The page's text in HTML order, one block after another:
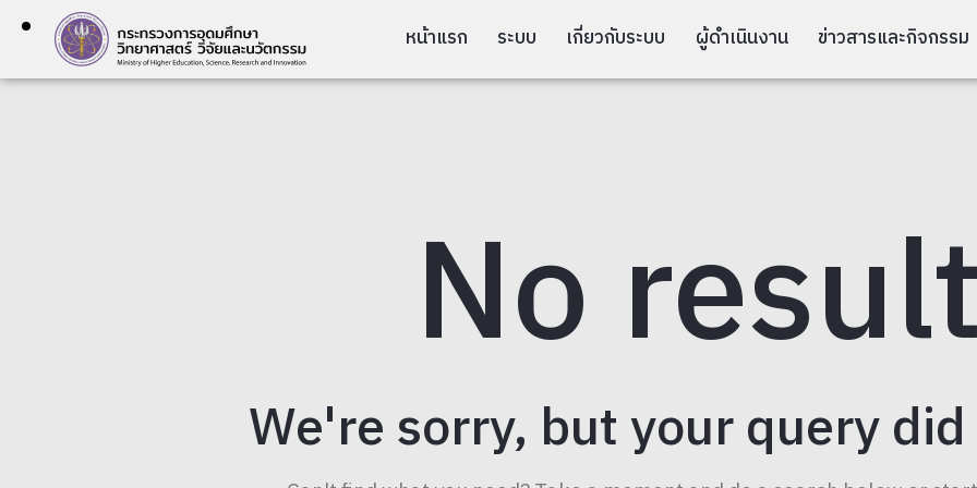
หน้าแรก ระบบ เกี่ยวกับระบบ ผู้ดำเนินงาน ข่าวสารและกิจกรรม
No
We're sorry, but your query